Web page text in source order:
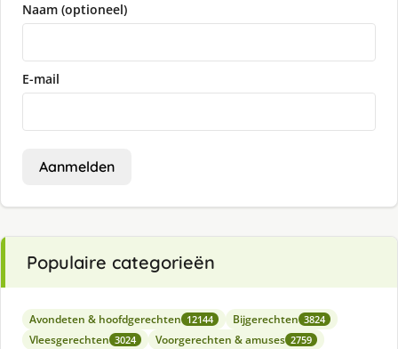
Naam (optioneel)
E-mail
Aanmelden
Populaire categorieën
Avondeten & hoofdgerechten 12144 Bijgerechten 3824
Vleesgerechten 3024 Voorgerechten & amuses 2759